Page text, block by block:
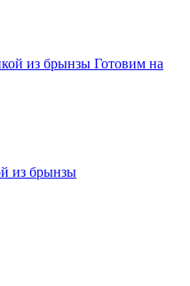
Готовим на
из брынзы